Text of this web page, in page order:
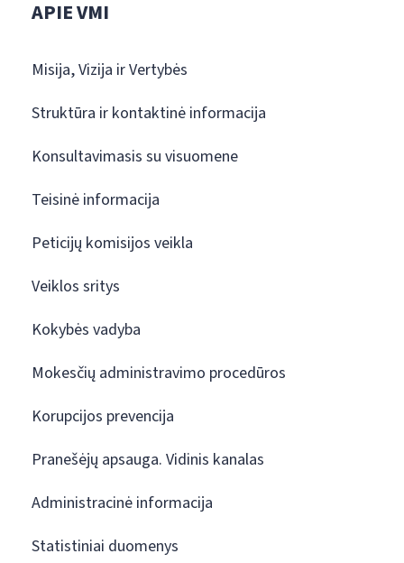
APIE VMI
Misija, Vizija ir Vertybės
Struktūra ir kontaktinė informacija
Konsultavimasis su visuomene
Teisinė informacija
Peticijų komisijos veikla
Veiklos sritys
Kokybės vadyba
Mokesčių administravimo procedūros
Korupcijos prevencija
Pranešėjų apsauga. Vidinis kanalas
Administracinė informacija
Statistiniai duomenys